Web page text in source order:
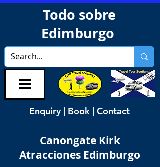
Todo sobre
Edimburgo
Enquiry | Book | Contact
Canongate Kirk
Atracciones Edimburgo